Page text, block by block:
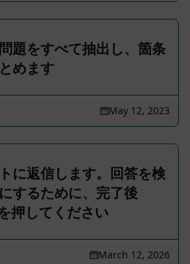
題をすべて抽出し、箇条
めます
May 12, 2023
に返信します。回答を検
するために、完了後
押してください
March 12, 2026